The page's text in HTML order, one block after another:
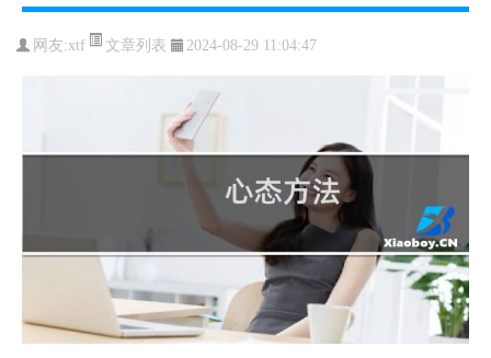
网友:xtf 文章列表 2024-08-29 11:04:47